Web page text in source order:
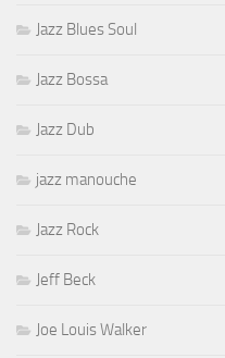
Jazz Blues Soul
Jazz Bossa
Jazz Dub
jazz manouche
Jazz Rock
Jeff Beck
Joe Louis Walker